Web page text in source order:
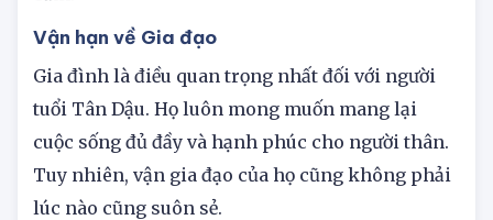
Vận hạn về Gia đạo
Gia đình là điều quan trọng nhất đối với người
tuổi Tân Dậu. Họ luôn mong muốn mang lại
cuộc sống đủ đầy và hạnh phúc cho người thân.
Tuy nhiên, vận gia đạo của họ cũng không phải